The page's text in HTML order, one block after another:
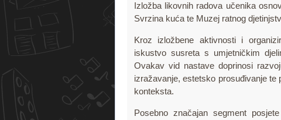
Izložba likovnih radova učenika
Svrzina kuća te Muzej ratnog
Kroz izložbene aktivnosti i
iskustvo susreta s umjetničkim
Ovakav vid nastave doprinosi
izražavanje, estetsko prosuđivanje te
konteksta.
Posebno značajan segment